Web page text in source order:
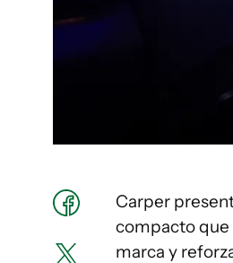
Carper
compacto que
marca y